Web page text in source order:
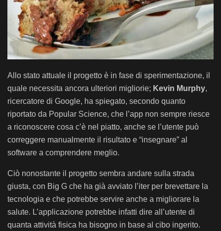
Allo stato attuale il progetto è in fase di sperimentazione, il
quale necessita ancora ulteriori migliorie; Kevin Murphy,
ricercatore di Google, ha spiegato, secondo quanto
riportato da Popular Science, che l’app non sempre riesce
a riconoscere cosa c’è nel piatto, anche se l’utente può
correggere manualmente il risultato e “insegnare” al
software a comprendere meglio.
Ciò nonostante il progetto sembra andare sulla strada
giusta, con Big G che ha già avviato l’iter per brevettare la
tecnologia e che potrebbe servire anche a migliorare la
salute. L’applicazione potrebbe infatti dire all’utente di
quanta attività fisica ha bisogno in base al cibo ingerito.